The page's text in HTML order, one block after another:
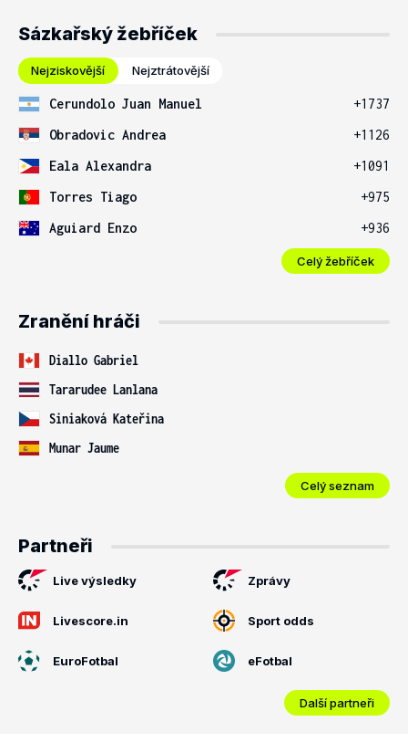
Sázkařský žebříček
Nejziskovější Nejztrátovější
Cerundolo Juan Manuel
+1737
Obradovic Andrea
+1126
Eala Alexandra
+1091
Torres Tiago
+975
Aguiard Enzo
+936
Celý žebříček
Zranění hráči
Diallo Gabriel
Tararudee Lanlana
Siniaková Kateřina
Munar Jaume
Celý seznam
Partneři
Live výsledky Zprávy
Livescore.in Sport odds
EuroFotbal eFotbal
Další partneři